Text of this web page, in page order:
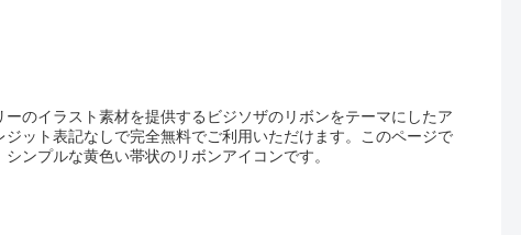
のイラスト素材を提供するビジソザのリボンをテーマにしたア
ット表記なしで完全無料でご利用いただけます。このページで
ンプルな黄色い帯状のリボンアイコンです。